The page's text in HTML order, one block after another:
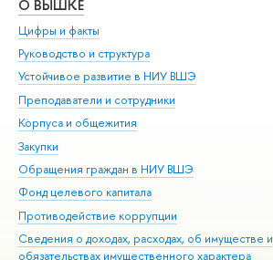
О ВЫШКЕ
Цифры и факты
Руководство и структура
Устойчивое развитие в НИУ ВШЭ
Преподаватели и сотрудники
Корпуса и общежития
Закупки
Обращения граждан в НИУ ВШЭ
Фонд целевого капитала
Противодействие коррупции
Сведения о доходах, расходах, об имуществе и
обязательствах имущественного характера